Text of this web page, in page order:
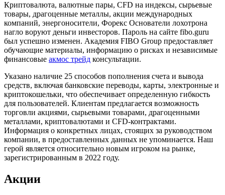
Криптовалюта, валютные пары, CFD на индексы, сырьевые
товары, драгоценные металлы, акции международных
компаний, энергоносители, Форекс Основатели лохотрона
нагло воруют деньги инвесторов. Пароль на сайте fibo.guru
был успешно изменен. Академия FIBO Group предоставляет
обучающие материалы, информацию о рисках и независимые
финансовые акмос трейд консультации.
Указано наличие 25 способов пополнения счета и вывода
средств, включая банковские переводы, карты, электронные и
криптокошельки, что обеспечивает определенную гибкость
для пользователей. Клиентам предлагается возможность
торговли акциями, сырьевыми товарами, драгоценными
металлами, криптовалютами и CFD-контрактами.
Информация о конкретных лицах, стоящих за руководством
компании, в предоставленных данных не упоминается. Наш
герой является относительно новым игроком на рынке,
зарегистрированным в 2022 году.
Акции